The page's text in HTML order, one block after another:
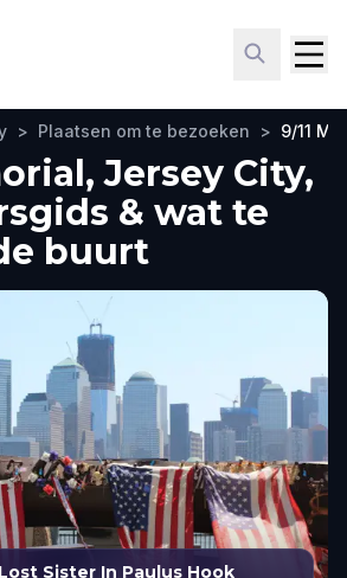
> Plaatsen om te bezoeken > 9/11
Jersey City,
& wat te
buurt
Sister In Paulus Hook